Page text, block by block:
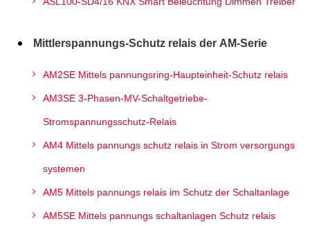
Mittlerspannungs-Schutz relais der AM-Serie
AM2SE Mittels pannungsring-Haupteinheit-Schutz relais
AM3SE 3-Phasen-MV-Schaltgetriebe-
Stromspannungsschutz-Relais
AM4 Mittels pannungs schutz relais in Strom versorgungs
systemen
AM5 Mittels pannungs relais im Schutz der Schaltanlage
AM5SE Mittels pannungs schaltanlagen Schutz relais